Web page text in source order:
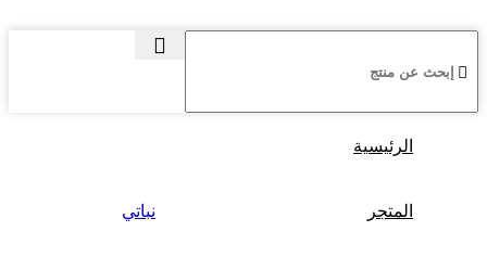
الرئيسية
المتجر نباتي